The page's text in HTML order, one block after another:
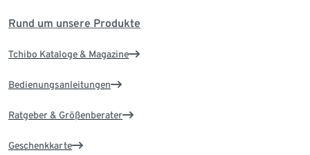
Rund um unsere Produkte
Tchibo Kataloge & Magazine
Bedienungsanleitungen
Ratgeber & Größenberater
Geschenkkarte